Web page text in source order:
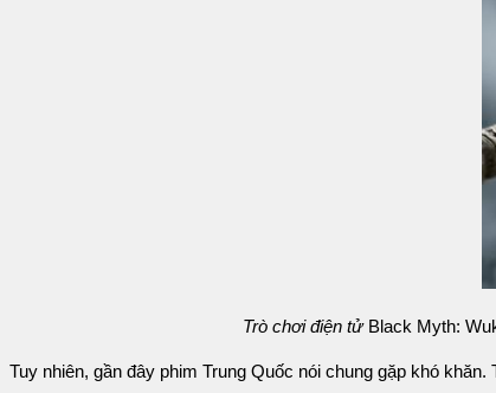
Trò chơi điện tửBlack Myth:
Tuy nhiên, gần đây phim Trung Quốc nói chung gặp khó